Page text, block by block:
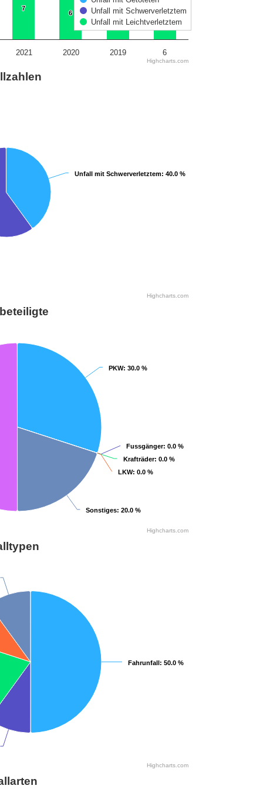
7
7
6
6
55
6
6
Unfall mit Schwerverletztem
Unfall mit Leichtverletztem
2021 2020 2019 6
Highcharts.com
Unfall mit Schwerverletztem: 40.0 %
Unfall mit Schwerverletztem: 40.0 %
Highcharts.com
PKW: 30.0 %
PKW: 30.0 %
Fussgänger: 0.0 %
Fussgänger: 0.0 %
Krafträder: 0.0 %
Krafträder: 0.0 %
LKW: 0.0 %
LKW: 0.0 %
Sonstiges: 20.0 %
Sonstiges: 20.0 %
Highcharts.com
Fahrunfall: 50.0 %
Fahrunfall: 50.0 %
Highcharts.com